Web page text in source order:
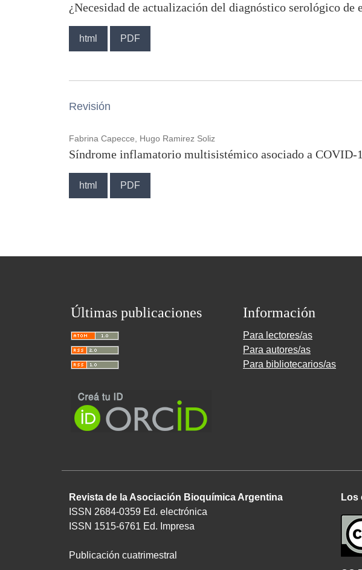
¿Necesidad de actualización del diagnóstico serológico de
html PDF
Revisión
Fabrina Capecce, Hugo Ramirez Soliz
Síndrome inflamatorio multisistémico asociado a
html PDF
Últimas publicaciones Información
Para lectores/as
Para autores/as
Para bibliotecarios/as
Revista de la Asociación Bioquímica Argentina
ISSN 2684-0359 Ed. electrónica
ISSN 1515-6761 Ed. Impresa
Publicación cuatrimestral
Los